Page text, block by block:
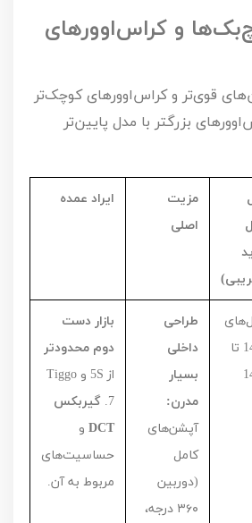
و کراس‌اوورهای
قوی‌تر و کراس‌اوورهای کوچک‌تر
بزرگتر با مدل پایین‌تر
مزیت
اصلی
ایراد عمده
تا
طراحی
داخلی
بسیار
مدرن:
آپشن‌های
کامل
(دوربین
۳۶۰ درجه،
بازار دست
دوم محدودتر
از S
5 و Tiggo
7
. گیربکس
DCT و
حساسیت‌های
مربوط به آن.